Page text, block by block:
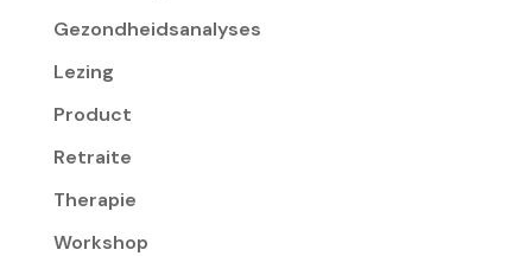
Gezondheidsanalyses
Lezing
Product
Retraite
Therapie
Workshop